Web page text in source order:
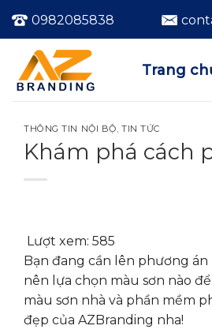
qua
dung
0982085838
Trang
THÔNG TIN NỘI BỘ,TIN TỨC
Khám phá cách
Lượt xem: 585
Bạn đang cần lên phương án
nên lựa chọn màu sơn nào
màu sơn nhà và phần mềm
đẹp của AZBranding nha!